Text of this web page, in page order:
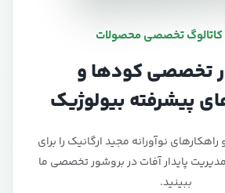
کاتالوگ تخصصی محصولات
تخصصی کودها و
پیشرفته بیولوژیک
نوآورانه مجید ارگانیک را برای
پایدار آفات در بروشور تخصصی ما
ببینید.